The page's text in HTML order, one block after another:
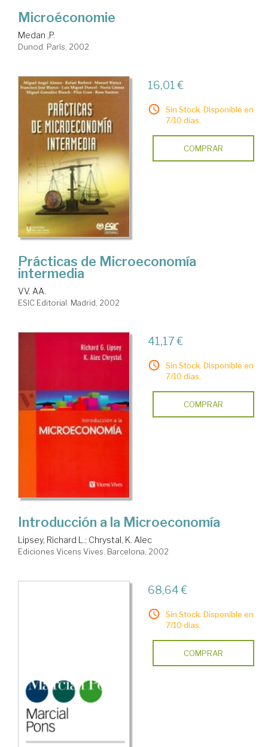
Microéconomie
Medan ,P.
Dunod. París, 2002
16,01 €
Sin Stock. Disponible en
7/10 días.
COMPRAR
Prácticas de Microeconomía
intermedia
VV. AA.
ESIC Editorial. Madrid, 2002
41,17 €
Sin Stock. Disponible en
7/10 días.
COMPRAR
Introducción a la Microeconomía
Lipsey, Richard L.; Chrystal, K. Alec
Ediciones Vicens Vives. Barcelona, 2002
68,64 €
Sin Stock. Disponible en
7/10 días.
COMPRAR